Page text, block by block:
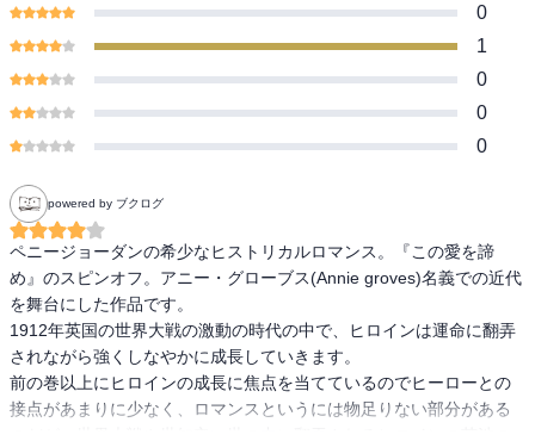
本書は、長らく未邦訳だった彼女の別名義による長編、『この愛を
諦め』に続く物語です。舞台は1912年英国。冷たい伯母夫婦のもと
に預けられたコニーは衝動的に駆け落ちをしますが、待っていたの
をなんとか手にし、渡米に希望を託したのですが……。どん底の絶
望に見舞われ傷つきながら、それでも必死に前を向こうとする、生
か……ぜひ手にとっていただきたい一冊です。
0
1
0
0
0
powered by ブクログ
ペニージョーダンの希少なヒストリカルロマンス。『この愛を諦
め』のスピンオフ。アニー・グローブス(Annie groves)名義での近代
を舞台にした作品です。
1912年英国の世界大戦の激動の時代の中で、ヒロインは運命に翻弄
されながら強くしなやかに成長していきます。
前の巻以上にヒロインの成長に焦点を当てているのでヒーローとの
接点があまりに少なく、ロマンスというには物足りない部分がある